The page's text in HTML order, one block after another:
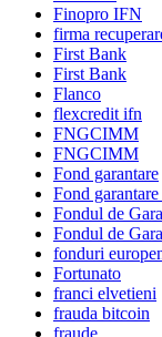
Finopro IFN
firma
First Bank
First Bank
Flanco
flexcredit ifn
FNGCIMM
FNGCIMM
Fond garantare
Fond
Fondul de
Fondul de
fonduri
Fortunato
franci elvetieni
frauda bitcoin